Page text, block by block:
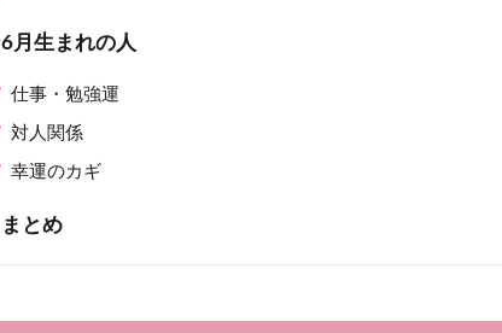
6月生まれの人
仕事・勉強運
対人関係
幸運のカギ
まとめ